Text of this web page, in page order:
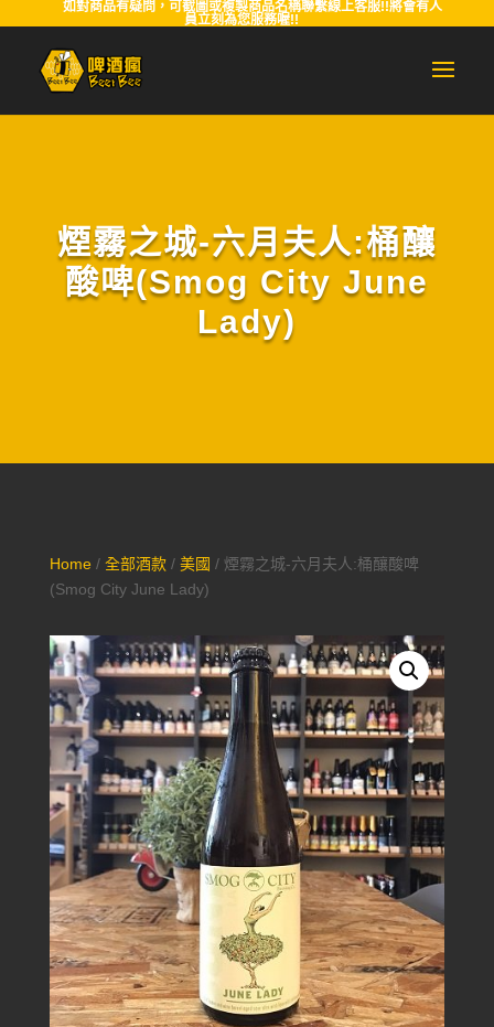
如對商品有疑問，可截圖或複製商品名稱聯繫線上客服!!將會有人
員立刻為您服務喔!!
煙霧之城-六月夫人:桶釀
酸啤(Smog City June
Lady)
Home/ 全部酒款/ 美國 / 煙霧之城-六月夫人:桶釀酸啤
(Smog City June Lady)